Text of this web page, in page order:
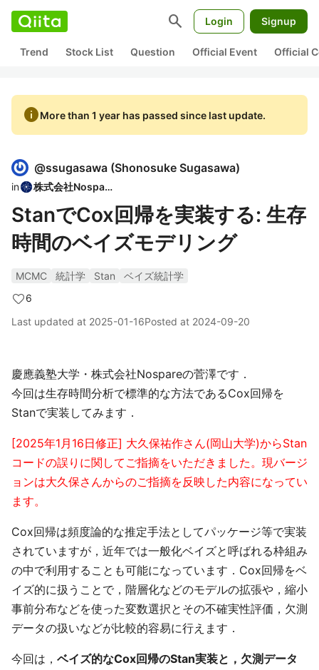
search Login Signup
Trend Stock List Question Official Event Official
infoMore than 1 year has passed since last update.
@ssugasawa (Shonosuke Sugasawa)
in 株式会社Nospare
StanでCox回帰を実装する: 生存
時間のベイズモデリング
MCMC 統計学 Stan
ベイズ統計学
6
Last updated at 2025-01-16Posted at 2024-09-20
慶應義塾大学・株式会社Nospareの菅澤です．
今回は生存時間分析で標準的な方法であるCox回帰を
Stanで実装してみます．
[2025年1月16日修正] 大久保祐作さん(岡山大学)からStan
コードの誤りに関してご指摘をいただきました。現バージ
ョンは大久保さんからのご指摘を反映した内容になってい
ます。
Cox回帰は頻度論的な推定手法としてパッケージ等で実装
されていますが，近年では一般化ベイズと呼ばれる枠組み
の中で利用することも可能になっています．Cox回帰をベ
イズ的に扱うことで，階層化などのモデルの拡張や，縮小
事前分布などを使った変数選択とその不確実性評価，欠測
データの扱いなどが比較的容易に行えます．
今回は， ベイズ的なCox回帰のStan実装と，欠測データ